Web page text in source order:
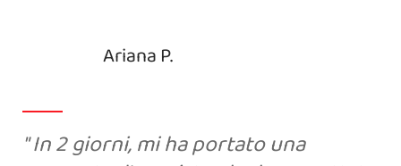
Ariana P.
In 2 giorni, mi ha portato una